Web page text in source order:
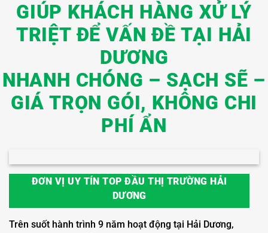
GIÚP KHÁCH HÀNG XỬ LÝ
TRIỆT ĐỂ VẤN ĐỀ TẠI HẢI
DƯƠNG
NHANH CHÓNG – SẠCH SẼ –
GIÁ TRỌN GÓI, KHÔNG CHI
PHÍ ẨN
ĐƠN VỊ UY TÍN TOP ĐẦU THỊ TRƯỜNG HẢI
DƯƠNG
Trên suốt hành trình 9 năm hoạt động tại Hải Dương,